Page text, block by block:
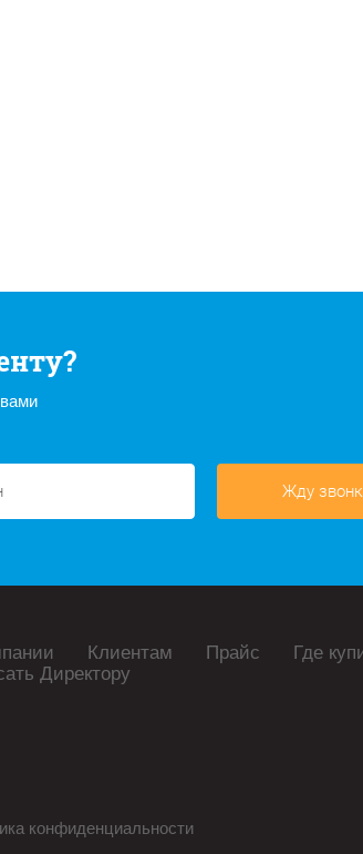
Жду
Клиентам Прайс Где
Директору
конфиденциальности